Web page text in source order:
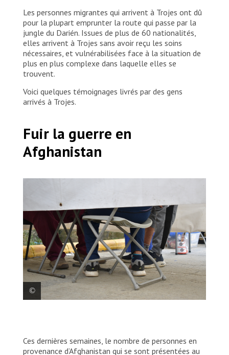
Les personnes migrantes qui arrivent à Trojes ont dû
pour la plupart emprunter la route qui passe par la
jungle du Darién. Issues de plus de 60 nationalités,
elles arrivent à Trojes sans avoir reçu les soins
nécessaires, et vulnérabilisées face à la situation de
plus en plus complexe dans laquelle elles se
trouvent.
Voici quelques témoignages livrés par des gens
arrivés à Trojes.
Fuir la guerre en
Afghanistan
MSF/Laura Aceituno
Ces dernières semaines, le nombre de personnes en
provenance d’Afghanistan qui se sont présentées au